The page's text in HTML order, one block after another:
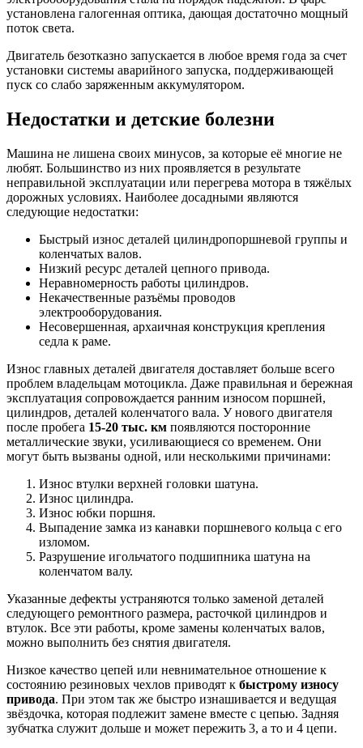
установлена галогенная оптика, дающая достаточно мощный
поток света.
Двигатель безотказно запускается в любое время года за счет
установки системы аварийного запуска, поддерживающей
пуск со слабо заряженным аккумулятором.
Недостатки и детские болезни
Машина не лишена своих минусов, за которые её многие не
любят. Большинство из них проявляется в результате
неправильной эксплуатации или перегрева мотора в тяжёлых
дорожных условиях. Наиболее досадными являются
следующие недостатки:
Быстрый износ деталей цилиндропоршневой группы и
коленчатых валов.
Низкий ресурс деталей цепного привода.
Неравномерность работы цилиндров.
Некачественные разъёмы проводов
электрооборудования.
Несовершенная, архаичная конструкция крепления
седла к раме.
Износ главных деталей двигателя доставляет больше всего
проблем владельцам мотоцикла. Даже правильная и бережная
эксплуатация сопровождается ранним износом поршней,
цилиндров, деталей коленчатого вала. У нового двигателя
после пробега 15-20 тыс. км появляются посторонние
металлические звуки, усиливающиеся со временем. Они
могут быть вызваны одной, или несколькими причинами:
Износ втулки верхней головки шатуна.
Износ цилиндра.
Износ юбки поршня.
Выпадение замка из канавки поршневого кольца с его
изломом.
Разрушение игольчатого подшипника шатуна на
коленчатом валу.
Указанные дефекты устраняются только заменой деталей
следующего ремонтного размера, расточкой цилиндров и
втулок. Все эти работы, кроме замены коленчатых валов,
можно выполнить без снятия двигателя.
Низкое качество цепей или невнимательное отношение к
состоянию резиновых чехлов приводят к быстрому износу
привода. При этом так же быстро изнашивается и ведущая
звёздочка, которая подлежит замене вместе с цепью. Задняя
зубчатка служит дольше и может пережить 3, а то и 4 цепи.